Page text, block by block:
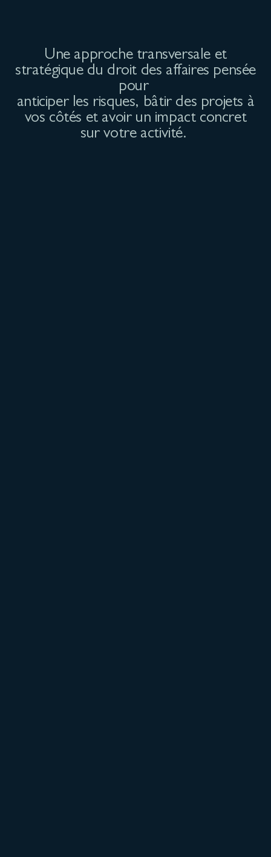
Une approche transversale et
stratégique du droit des affaires pensée
pour
anticiper les risques, bâtir des projets à
vos côtés et avoir un impact concret
sur votre activité.